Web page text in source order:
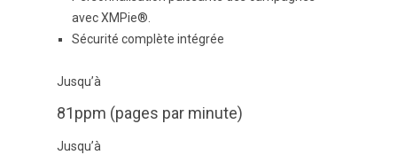
avec XMPie®.
Sécurité complète intégrée
Jusqu’à
81ppm (pages par minute)
Jusqu’à